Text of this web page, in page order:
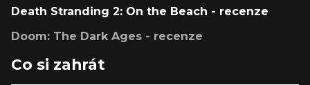
Death Stranding 2: On the Beach - recenze
Doom: The Dark Ages - recenze
Co si zahrát